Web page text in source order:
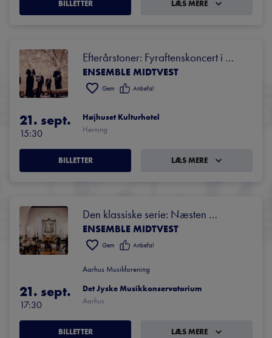
BILLETTER LÆS MERE
Efterårstoner: Fyraftenskoncert i
Højhuset
ENSEMBLE MIDTVEST
Gem Anbefal
21. sept.
15:30
Højhuset Kulturhotel
Herning
BILLETTER LÆS MERE
Den klassiske serie: Næsten
symfonisk oplevelse
ENSEMBLE MIDTVEST
Gem Anbefal
Aarhus Musikforening
21. sept.
17:30
Det Jyske Musikkonservatorium
Aarhus
BILLETTER LÆS MERE